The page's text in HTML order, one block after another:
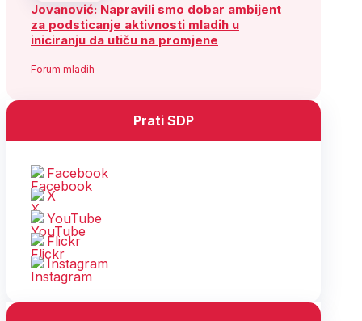
Jovanović: Napravili smo dobar ambijent
za podsticanje aktivnosti mladih u
iniciranju da utiču na promjene
Forum mladih
Prati SDP
Facebook
X
YouTube
Flickr
Instagram